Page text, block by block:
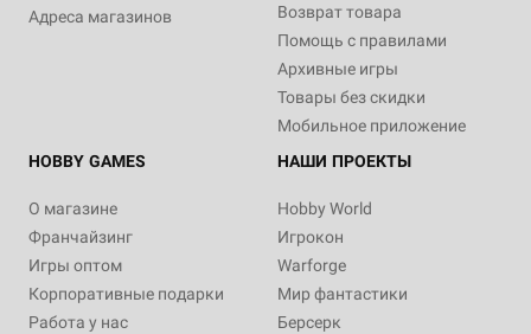
Адреса магазинов
Возврат товара
Помощь с правилами
Архивные игры
Товары без скидки
Мобильное приложение
HOBBY GAMES
О магазине
Франчайзинг
Игры оптом
Корпоративные подарки
Работа у нас
НАШИ ПРОЕКТЫ
Hobby World
Игрокон
Warforge
Мир фантастики
Берсерк